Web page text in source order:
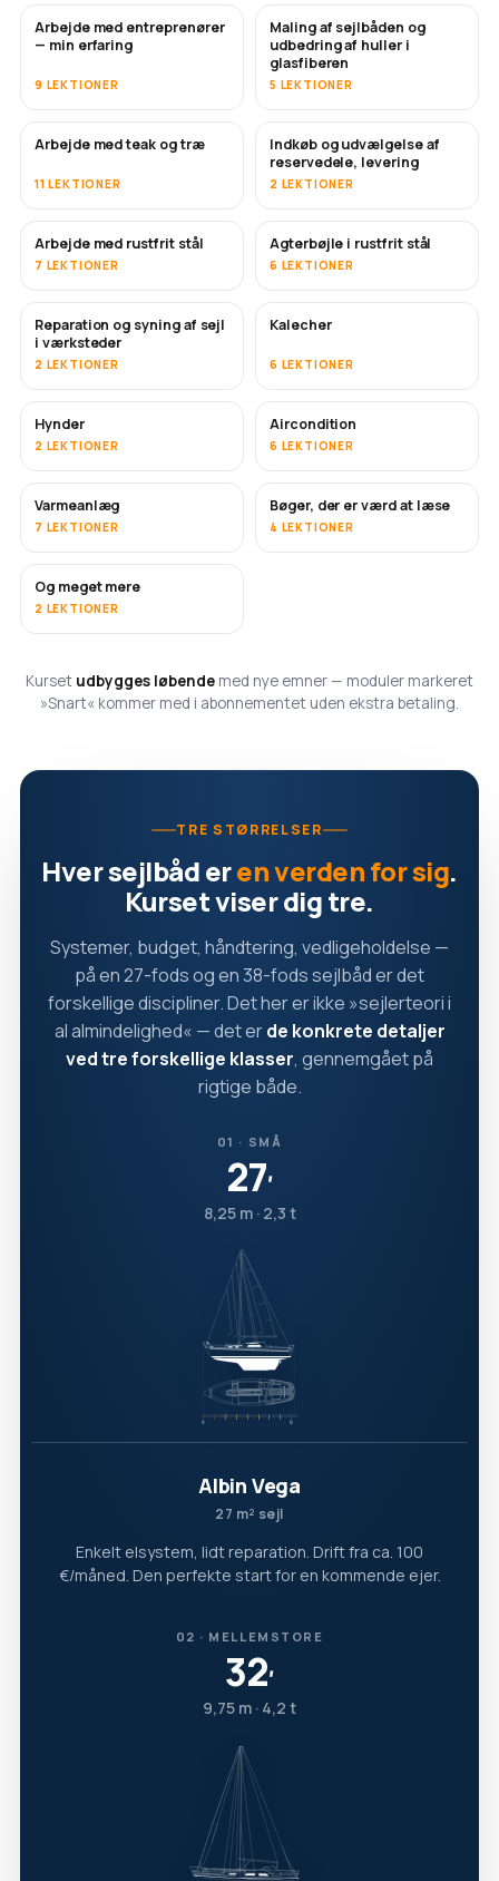
SNART
Arbejde med entreprenører
— min erfaring
9 LEKTIONER
SNART
Maling af sejlbåden og
udbedring af huller i
glasfiberen
5 LEKTIONER
Arbejde med teak og træ
11 LEKTIONER
SNART
Indkøb og udvælgelse af
reservedele, levering
2 LEKTIONER
SNART
Arbejde med rustfrit stål
7 LEKTIONER
Agterbøjle i rustfrit stål
6 LEKTIONER
SNART
Reparation og syning af sejl
i værksteder
2 LEKTIONER
Kalecher
6 LEKTIONER
Hynder
2 LEKTIONER
SNART
Aircondition
6 LEKTIONER
SNART
Varmeanlæg
7 LEKTIONER
SNART
Bøger, der er værd at læse
4 LEKTIONER
SNART
Og meget mere
2 LEKTIONER
Kurset udbygges løbende med nye emner — moduler markeret
»Snart« kommer med i abonnementet uden ekstra betaling.
TRE STØRRELSER
Hver sejlbåd eren verden for sig.
Kurset viser dig tre.
Systemer, budget, håndtering, vedligeholdelse —
på en 27-fods og en 38-fods sejlbåd er det
forskellige discipliner. Det her er ikke »sejlerteori i
al almindelighed« — det erde konkrete detaljer
ved tre forskellige klasser, gennemgået på
rigtige både.
01 · SMÅ
27′
8,25 m · 2,3 t
Albin Vega
27 m² sejl
Enkelt elsystem, lidt reparation. Drift fra ca. 100
€/måned. Den perfekte start for en kommende ejer.
02 · MELLEMSTORE
32′
9,75 m · 4,2 t